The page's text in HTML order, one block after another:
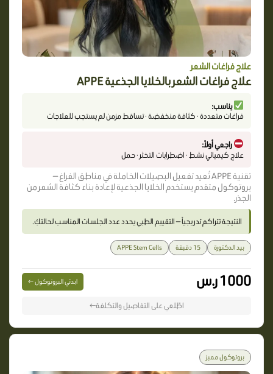
علاج فراغات الشعر
علاج فراغات الشعر بالخلايا الجذعية APPE
يناسب:
فراغات متعددة · كثافة منخفضة · تساقط مزمن لم يستجب للعلاجات
راجعي أولاً:
علاج كيميائي نشط · اضطرابات التخثر · حمل
تقنية APPE تُعيد تفعيل البصيلات الخاملة في مناطق الفراغ —
بروتوكول متقدم يستخدم الخلايا الجذعية لإعادة بناء كثافة الشعر من
الجذر.
النتيجة تتراكم تدريجياً — التقييم الطبي يحدد عدد الجلسات المناسب لحالتكِ.
بيد الدكتورة 15 دقيقة APPE Stem Cells
1000 ر.س ابدئي البروتوكول ←
اطّلعي على التفاصيل والتكلفة←
بروتوكول مميز